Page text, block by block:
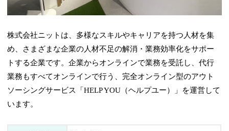
株式会社ニットは、多様なスキルやキャリアを持つ人材を集
め、さまざまな企業の人材不足の解消・業務効率化をサポー
トする企業です。企業からオンラインで業務を受託し、代行
業務もすべてオンラインで行う、完全オンライン型のアウト
ソーシングサービス「HELP YOU（ヘルプユー）」を運営して
います。